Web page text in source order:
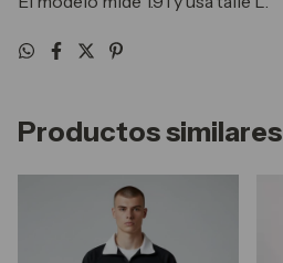
Productos similares